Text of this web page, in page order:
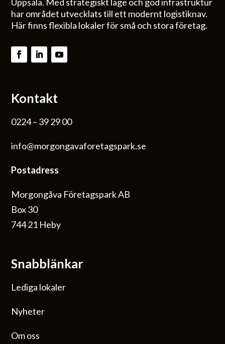
har området utvecklats till ett modernt logistiknav.
Här finns flexibla lokaler för små och stora företag.
Kontakt
0224 – 39 29 00
info@morgongavaforetagspark.se
Postadress
Morgongåva Företagspark AB
Box 30
744 21 Heby
Snabblänkar
Lediga lokaler
Nyheter
Om oss